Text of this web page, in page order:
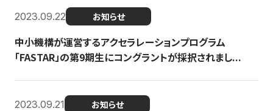
2023.09.22 お知らせ
中小機構が運営するアクセラレーションプログラム
「FASTAR」の第9期生にコングラントが採択されまし...
2023.09.21 お知らせ